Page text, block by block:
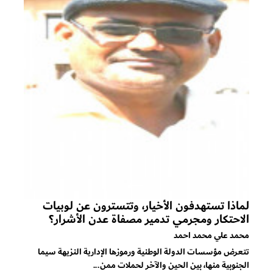
لماذا تستهدفون الأخيار، وتتسترون عن لوبيات
الاحتكار ومجرمي تدمير مصفاة عدن الأشرار؟
محمد علي محمد احمد
تتعرض مؤسسات الدولة الوطنية ورموزها الإدارية النزيهة سيما
الجنوبية منها، بين الحين والآخر لحملات ممن...